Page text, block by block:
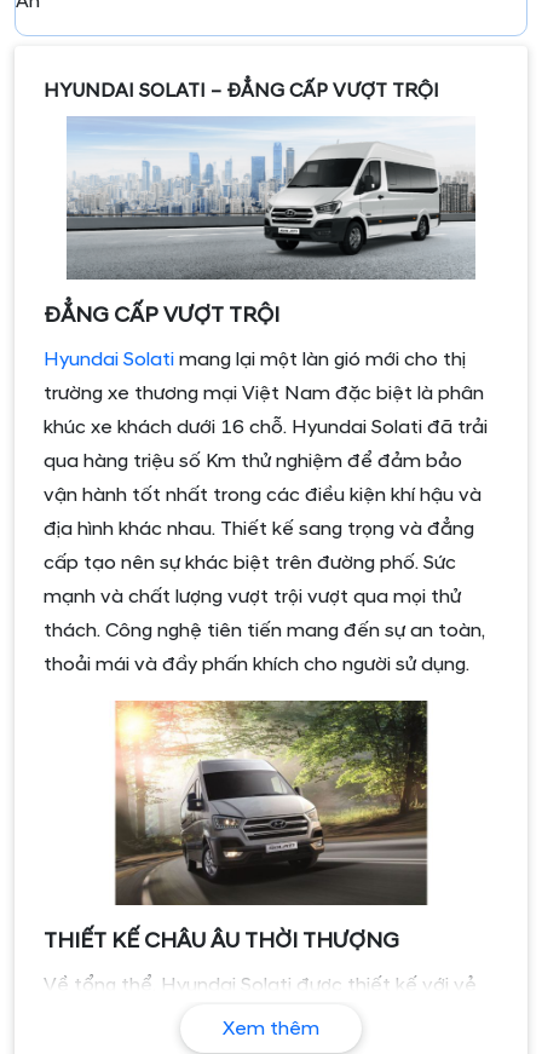
HYUNDAI SOLATI – ĐẲNG CẤP VƯỢT TRỘI
ĐẲNG CẤP VƯỢT TRỘI
Hyundai Solati mang lại một làn gió mới cho thị
trường xe thương mại Việt Nam đặc biệt là phân
khúc xe khách dưới 16 chỗ. Hyundai Solati đã trải
qua hàng triệu số Km thử nghiệm để đảm bảo
vận hành tốt nhất trong các điều kiện khí hậu và
địa hình khác nhau. Thiết kế sang trọng và đẳng
cấp tạo nên sự khác biệt trên đường phố. Sức
mạnh và chất lượng vượt trội vượt qua mọi thử
thách. Công nghệ tiên tiến mang đến sự an toàn,
thoải mái và đầy phấn khích cho người sử dụng.
THIẾT KẾ CHÂU ÂU THỜI THƯỢNG
Về tổng thể, Hyundai Solati được thiết kế với vẻ
bề ngoài hiện đại theo phong cách Châu Âu nhưng
Xem thêm